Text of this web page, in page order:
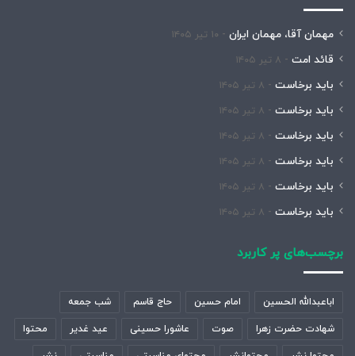
مهمان آقا، مهمان ایران ۱۰ تیر ۱۴۰۵
قائد امت ۸ تیر ۱۴۰۵
باید برخاست ۸ تیر ۱۴۰۵
باید برخاست ۸ تیر ۱۴۰۵
باید برخاست ۸ تیر ۱۴۰۵
باید برخاست ۸ تیر ۱۴۰۵
باید برخاست ۸ تیر ۱۴۰۵
باید برخاست ۸ تیر ۱۴۰۵
برچسب‌های پر کاربرد
اباعبدالله الحسین امام حسین حاج قاسم شب جمعه
شهادت حضرت زهرا صوت عاشورا حسینی عید غدیر محتوا